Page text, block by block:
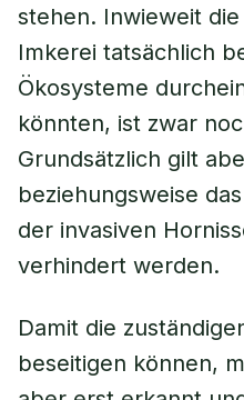
stehen. Inwieweit
Imkerei tatsächlich
Ökosysteme
könnten, ist zwar
Grundsätzlich gilt
beziehungsweise
der invasiven
verhindert werden.
Damit die
beseitigen können,